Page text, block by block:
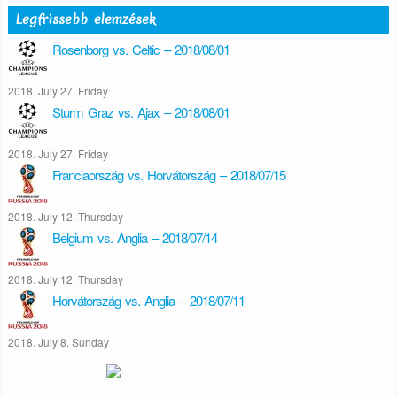
Legfrissebb elemzések
Rosenborg vs. Celtic – 2018/08/01
2018. July 27. Friday
Sturm Graz vs. Ajax – 2018/08/01
2018. July 27. Friday
Franciaország vs. Horvátország – 2018/07/15
2018. July 12. Thursday
Belgium vs. Anglia – 2018/07/14
2018. July 12. Thursday
Horvátország vs. Anglia – 2018/07/11
2018. July 8. Sunday